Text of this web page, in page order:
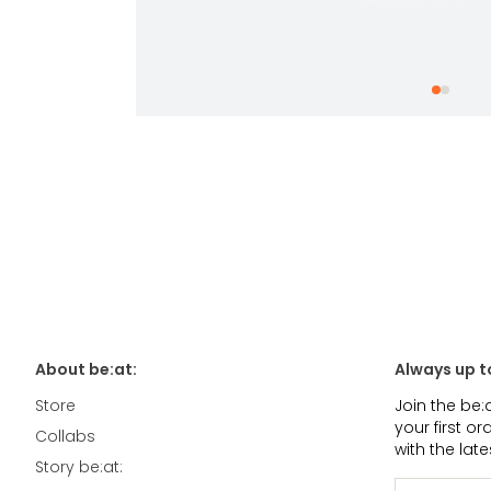
About be:at:
Store
Collabs
Story be:at:
Always up
Join the
your first
with the